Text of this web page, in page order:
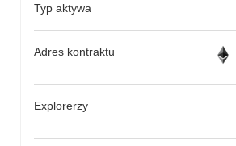
Typ aktywa
Adres kontraktu
Explorerzy